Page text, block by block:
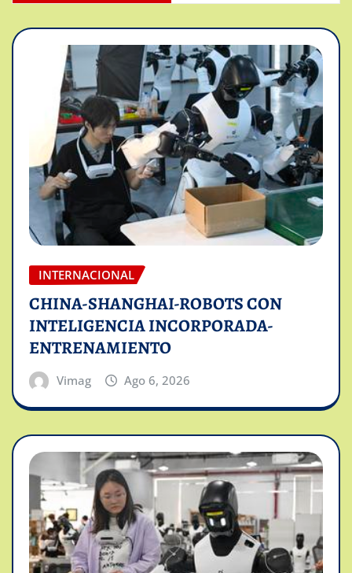
INTERNACIONAL
CHINA-SHANGHAI-ROBOTS CON
INTELIGENCIA INCORPORADA-
ENTRENAMIENTO
Vimag Ago 6, 2026